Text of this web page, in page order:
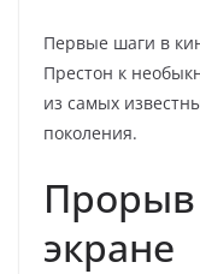
Первые шаги в
Престон к
из самых
поколения.
экране